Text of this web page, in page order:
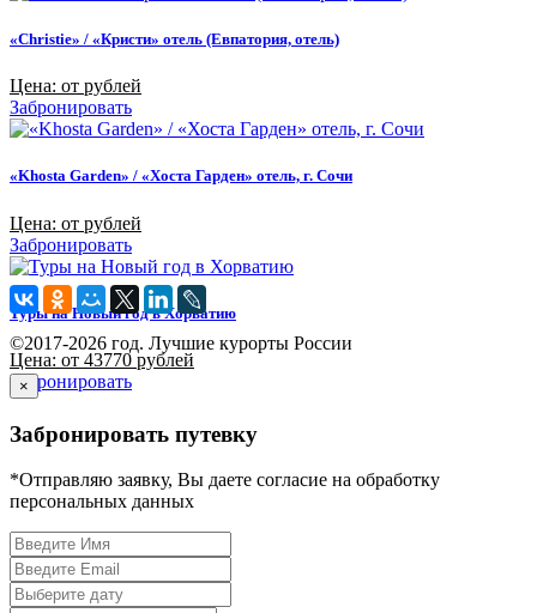
«Christie» / «Кристи» отель (Евпатория, отель)
Цена: от рублей
Забронировать
«Khosta Garden» / «Хоста Гарден» отель, г. Сочи
Цена: от рублей
Забронировать
Туры на Новый год в Хорватию
Цена: от 43770 рублей
Забронировать
©2017-2026 год. Лучшие курорты России
×
Забронировать путевку
*Отправляю заявку, Вы даете согласие на обработку
персональных данных